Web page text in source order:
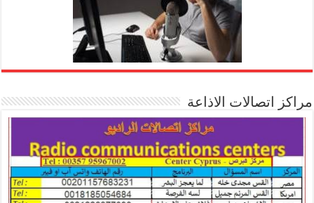
مراكز اتصالات الاذاعة